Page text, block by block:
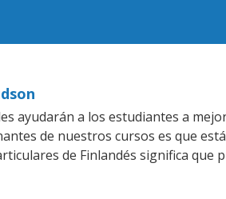
ayudarán a los estudiantes a
de nuestros cursos es que
de Finlandés significa